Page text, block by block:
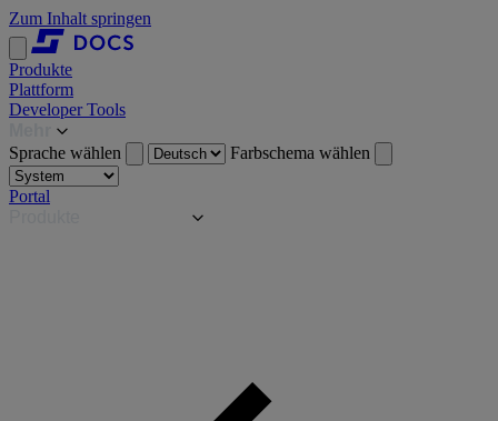
Zum Inhalt springen
Produkte
Plattform
Developer Tools
Sprache wählen
Farbschema wählen
Portal